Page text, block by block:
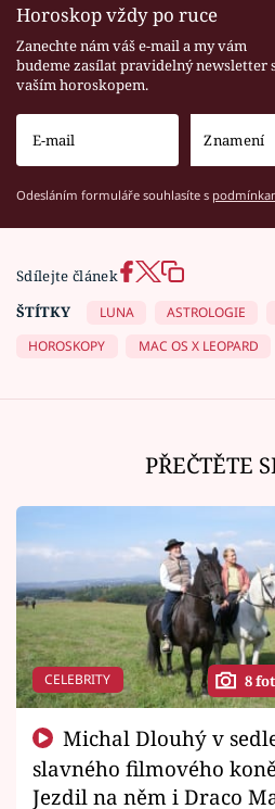
Horoskop vždy po ruce
Zanechte nám váš e-mail a my vám
budeme zasílat pravidelný newsletter
vaším horoskopem.
Odesláním formuláře souhlasíte s
Sdílejte článek
ŠTÍTKY
LUNA ASTROLOGIE
HOROSKOPY
MAC OS X LEOPARD
PŘEČTĚTE
CELEBRITY 8
slavného filmového
Jezdil na něm i Draco